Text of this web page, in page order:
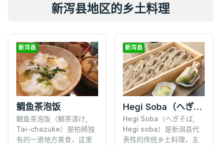
新泻县地区的乡土料理
新泻县
鲷鱼茶泡饭
鲷鱼茶泡饭（鯛茶漬け,
Tai-chazuke）是柏崎独
有的一道地方美食，这里
新泻县
Hegi Soba（へぎそば）
Hegi Soba（へぎそば,
Hegi soba）是新潟县代
表性的传统乡土料理，主